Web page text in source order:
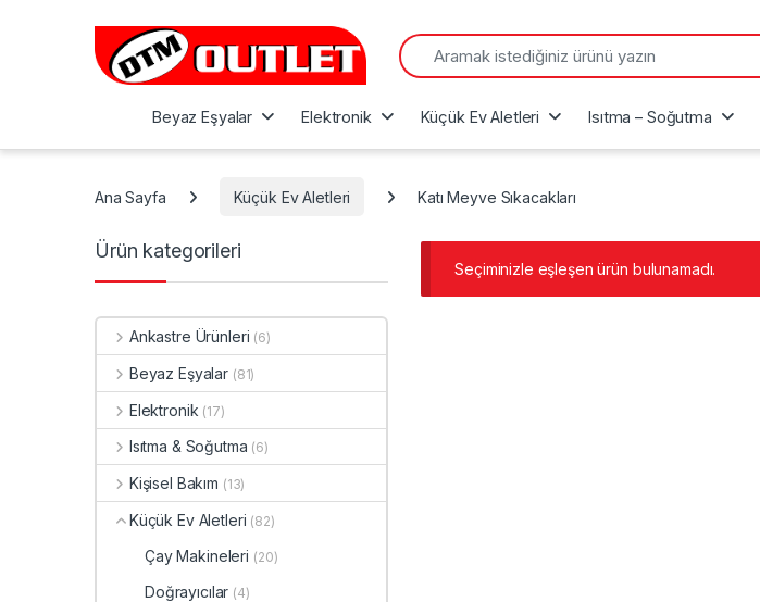
Search for:
Beyaz Eşyalar Elektronik Küçük Ev Aletleri Isıtma – Soğutma
Ana Sayfa Küçük Ev Aletleri Katı Meyve Sıkacakları
Seçiminizle eşleşen ürün bulunamadı.
Ürün kategorileri
Ankastre Ürünleri (6)
Beyaz Eşyalar (81)
Elektronik (17)
Isıtma & Soğutma (6)
Kişisel Bakım (13)
Küçük Ev Aletleri (82)
Çay Makineleri (20)
Doğrayıcılar (4)